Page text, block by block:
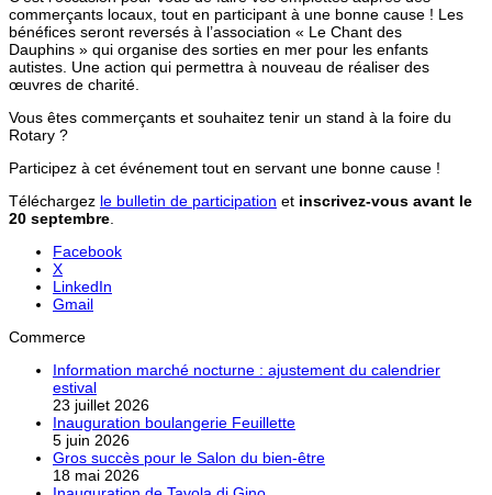
commerçants locaux, tout en participant à une bonne cause ! Les
bénéfices seront reversés à l’association « Le Chant des
Dauphins » qui organise des sorties en mer pour les enfants
autistes. Une action qui permettra à nouveau de réaliser des
œuvres de charité.
Vous êtes commerçants et souhaitez tenir un stand à la foire du
Rotary ?
Participez à cet événement tout en servant une bonne cause !
Téléchargez le bulletin de participation et inscrivez-vous avant le
20 septembre
Facebook
X
LinkedIn
Gmail
Commerce
Information marché nocturne : ajustement du calendrier
estival
23 juillet 2026
Inauguration boulangerie Feuillette
5 juin 2026
Gros succès pour le Salon du bien-être
18 mai 2026